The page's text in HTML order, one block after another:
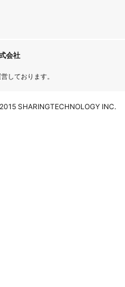
会社
しております。
SHARINGTECHNOLOGY INC.